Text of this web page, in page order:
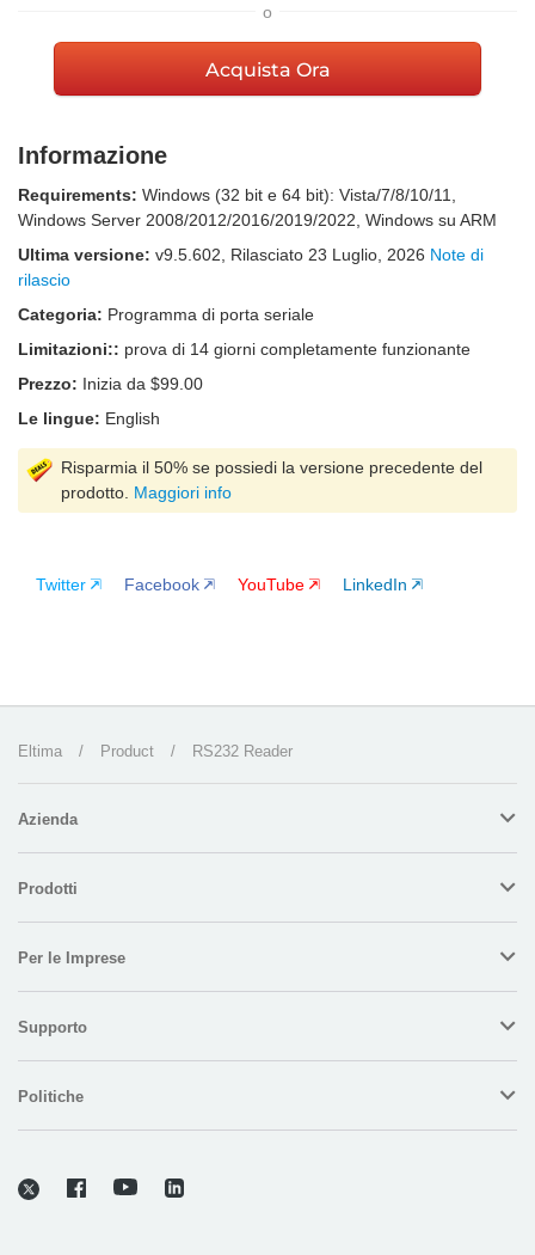
o
Acquista Ora
Informazione
Requirements: Windows (32 bit e 64 bit): Vista/7/8/10/11,
Windows Server 2008/2012/2016/2019/2022, Windows su ARM
Ultima versione: v9.5.602 , Rilasciato 23 Luglio, 2026 Note di
rilascio
Categoria: Programma di porta seriale
Limitazioni:: prova di 14 giorni completamente funzionante
Prezzo: Inizia da $99.00
Le lingue: English
Risparmia il 50% se possiedi la versione precedente del
prodotto. Maggiori info
Twitter Facebook YouTube LinkedIn
Eltima / Product / RS232 Reader
Azienda
Prodotti
Per le Imprese
Supporto
Politiche